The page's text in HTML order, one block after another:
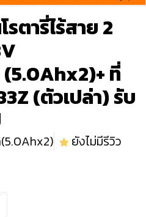
ตารี่ไร้สาย 2
(5.0Ahx2)+ ที่
(ตัวเปล่า) รับ
ยังไม่มีรีวิว